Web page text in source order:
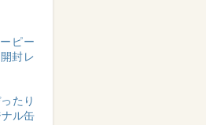
ピー
封レ
たり
ル缶